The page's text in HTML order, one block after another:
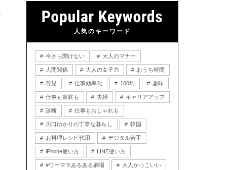
人気のキーワード
今さら聞けない 大人のマナー
人間関係 大人の女子力 おうち時間
育児 仕事効率化 100均 趣味
仕事も家庭も 夫婦 キャリアアップ
診断 仕事もおしゃれも
川口ゆかりの丁寧な暮らし 韓国
お料理レシピ代用 デジタル苦手
iPhone使い方 LINE使い方
#ワーママあるある劇場 大人かっこいい